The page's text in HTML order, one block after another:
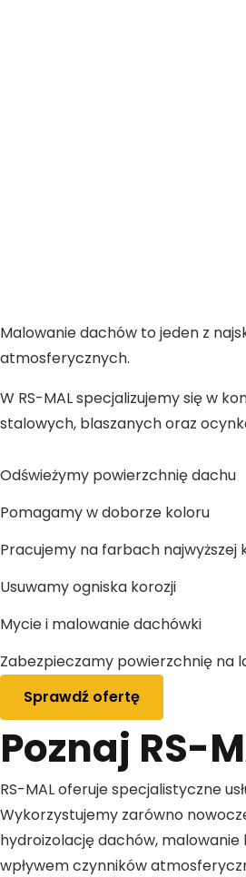
Malowanie dachów to jeden z
atmosferycznych.
W RS-MAL specjalizujemy się w
stalowych, blaszanych oraz
Odświeżymy powierzchnię dachu
Pomagamy w doborze koloru
Pracujemy na farbach najwyższej
Usuwamy ogniska korozji
Mycie i malowanie dachówki
Zabezpieczamy powierzchnię na
Sprawdź ofertę
Poznaj RS-
RS-MAL oferuje specjalistyczne
Wykorzystujemy zarówno
hydroizolację dachów,
wpływem czynników